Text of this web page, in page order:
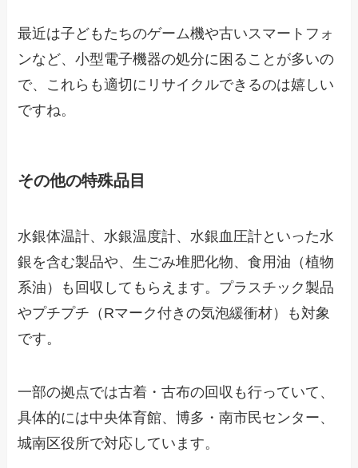
最近は子どもたちのゲーム機や古いスマートフォ
ンなど、小型電子機器の処分に困ることが多いの
で、これらも適切にリサイクルできるのは嬉しい
ですね。
その他の特殊品目
水銀体温計、水銀温度計、水銀血圧計といった水
銀を含む製品や、生ごみ堆肥化物、食用油（植物
系油）も回収してもらえます。プラスチック製品
やプチプチ（Rマーク付きの気泡緩衝材）も対象
です。
一部の拠点では古着・古布の回収も行っていて、
具体的には中央体育館、博多・南市民センター、
城南区役所で対応しています。